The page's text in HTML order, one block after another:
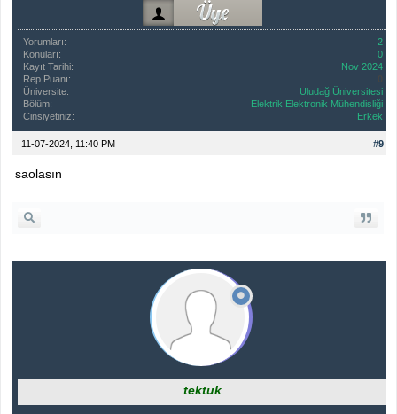
Yorumları:
2
Konuları:
0
Kayıt Tarihi:
Nov 2024
Rep Puanı:
Üniversite:
Uludağ Üniversitesi
Bölüm:
Elektrik Elektronik Mühendisliği
Cinsiyetiniz:
Erkek
#9
11-07-2024, 11:40 PM
saolasın
tektuk